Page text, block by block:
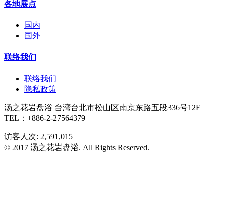
各地展点
国内
国外
联络我们
联络我们
隐私政策
汤之花岩盘浴 台湾台北市松山区南京东路五段336号12F
TEL：+886-2-27564379
访客人次: 2,591,015
© 2017 汤之花岩盘浴. All Rights Reserved.